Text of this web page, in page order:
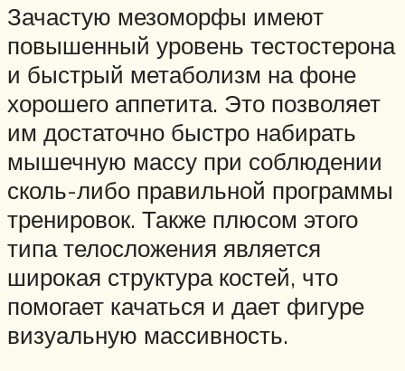
Зачастую мезоморфы имеют
повышенный уровень тестостерона
и быстрый метаболизм на фоне
хорошего аппетита. Это позволяет
им достаточно быстро набирать
мышечную массу при соблюдении
сколь-либо правильной программы
тренировок. Также плюсом этого
типа телосложения является
широкая структура костей, что
помогает качаться и дает фигуре
визуальную массивность.